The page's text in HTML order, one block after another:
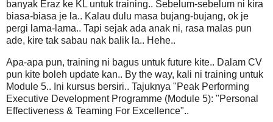
banyak Eraz ke KL untuk training.. Sebelum-sebelum ni kira
biasa-biasa je la.. Kalau dulu masa bujang-bujang, ok je
pergi lama-lama.. Tapi sejak ada anak ni, rasa malas pun
ade, kire tak sabau nak balik la.. Hehe..
Apa-apa pun, training ni bagus untuk future kite.. Dalam CV
pun kite boleh update kan.. By the way, kali ni training untuk
Module 5.. Ini kursus bersiri.. Tajuknya "Peak Performing
Executive Development Programme (Module 5): "Personal
Effectiveness & Teaming For Excellence"..